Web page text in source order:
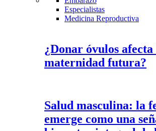
Especialistas
Medicina Reproductiva
¿Donar óvulos afecta
maternidad futura?
Salud masculina: la
emerge como una